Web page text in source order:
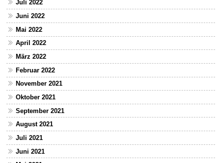
Juli 2022
Juni 2022
Mai 2022
April 2022
März 2022
Februar 2022
November 2021
Oktober 2021
September 2021
August 2021
Juli 2021
Juni 2021